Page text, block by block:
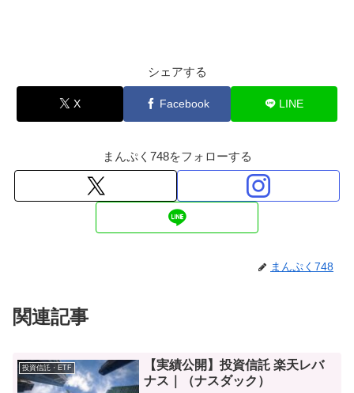
シェアする
X Facebook LINE
まんぷく748をフォローする
まんぷく748
関連記事
投資信託・ETF
【実績公開】投資信託 楽天レバ
ナス｜（ナスダック）